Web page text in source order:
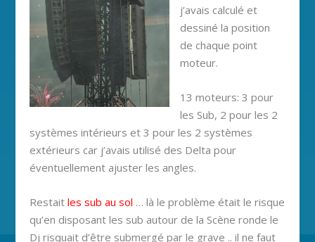
j’avais calculé et
dessiné la position
de chaque point
moteur.
13 moteurs: 3 pour
les Sub, 2 pour les 2
systèmes intérieurs et 3 pour les 2 systèmes
extérieurs car j’avais utilisé des Delta pour
éventuellement ajuster les angles.
Restaitles sub au sol … là le problème était le risque
qu’en disposant les sub autour de la Scène ronde le
Dj risquait d’être submergé par le grave .. il ne faut